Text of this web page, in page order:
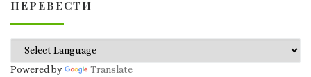
ПЕРЕВЕСТИ
Powered by Translate